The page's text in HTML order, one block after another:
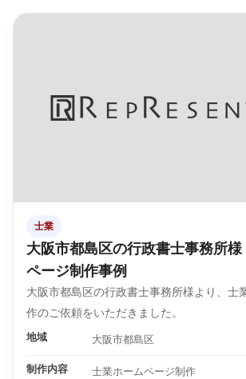
士業
大阪市都島区の行政書士事務所
ページ制作事例
大阪市都島区の行政書士事務所様より、士
作のご依頼をいただきました。
地域
大阪市都島区
制作内容 士業ホームページ制作